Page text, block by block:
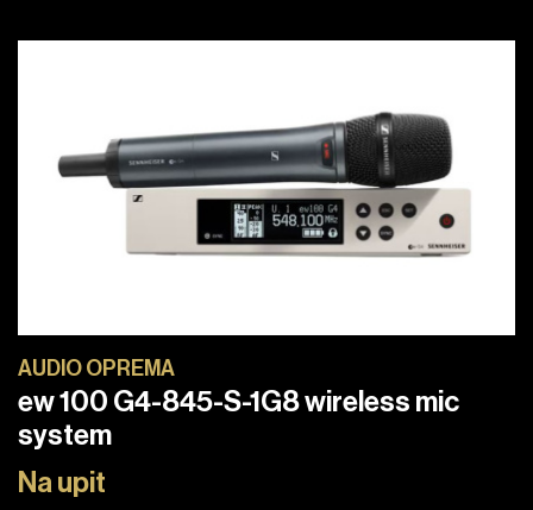
AUDIO OPREMA
ew 100 G4-845-S-1G8 wireless mic
system
Na upit